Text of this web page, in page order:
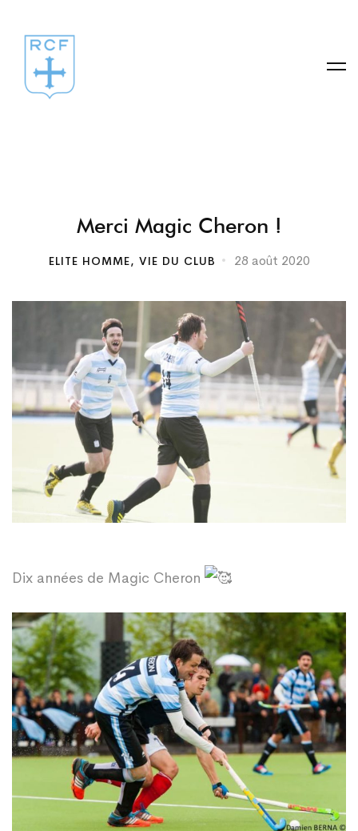
Merci
Magic
Cheron
Merci Magic Cheron !
ELITE HOMME, VIE DU CLUB 28 août 2020
Dix années de Magic Cheron